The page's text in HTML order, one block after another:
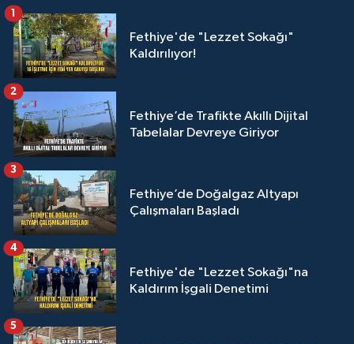
Fethiye'de "Lezzet Sokağı"
Kaldırılıyor!
1
Fethiye’de Trafikte Akıllı Dijital
Tabelalar Devreye Giriyor
2
Fethiye’de Doğalgaz Altyapı
Çalışmaları Başladı
3
Fethiye'de "Lezzet Sokağı"na
Kaldırım İşgali Denetimi
4
5